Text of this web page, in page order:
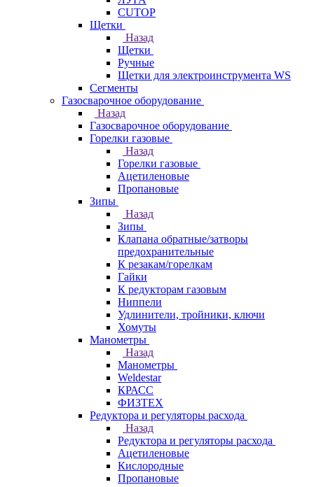
CUTOP
Щетки
Назад
Щетки
Ручные
Щетки для электроинструмента WS
Сегменты
Газосварочное оборудование
Назад
Газосварочное оборудование
Горелки газовые
Назад
Горелки газовые
Ацетиленовые
Пропановые
Зипы
Назад
Зипы
Клапана обратные/затворы
предохранительные
К резакам/горелкам
Гайки
К редукторам газовым
Ниппели
Удлинители, тройники, ключи
Хомуты
Манометры
Назад
Манометры
Weldestar
КРАСС
ФИЗТЕХ
Редуктора и регуляторы расхода
Назад
Редуктора и регуляторы расхода
Ацетиленовые
Кислородные
Пропановые